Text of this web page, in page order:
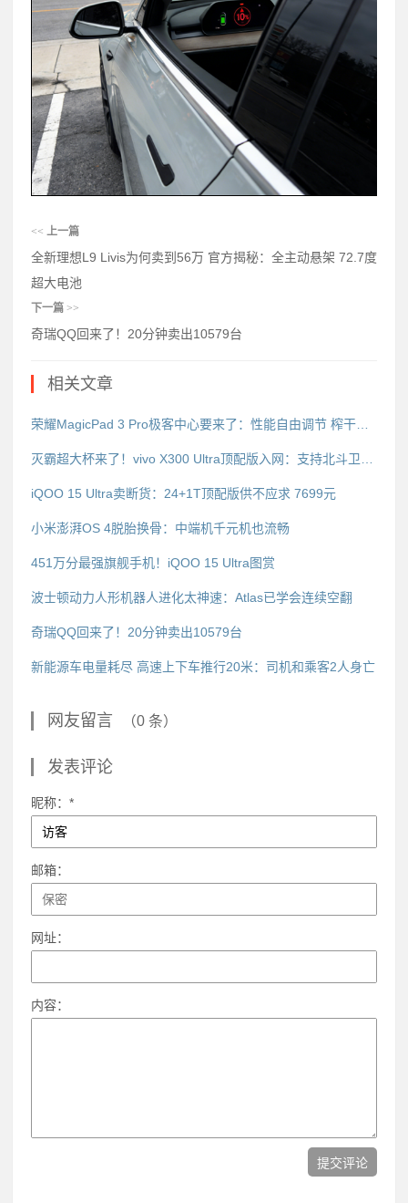
<< 上一篇
全新理想L9 Livis为何卖到56万 官方揭秘：全主动悬架 72.7度
超大电池
下一篇 >>
奇瑞QQ回来了！20分钟卖出10579台
相关文章
iQOO 15 Ultra卖断货：24+1T顶配版供不应求 7699元
小米澎湃OS 4脱胎换骨：中端机千元机也流畅
451万分最强旗舰手机！iQOO 15 Ultra图赏
波士顿动力人形机器人进化太神速：Atlas已学会连续空翻
奇瑞QQ回来了！20分钟卖出10579台
新能源车电量耗尽 高速上下车推行20米：司机和乘客2人身亡
网友留言 （0 条）
发表评论
昵称：*
邮箱：
网址：
内容：